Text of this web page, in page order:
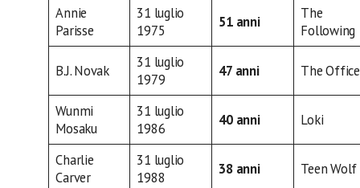
Annie
Parisse
31 luglio
1975
51 anni
The
Following
B.J. Novak
31 luglio
1979
47 anni The Office
Wunmi
Mosaku
31 luglio
1986
40 anni Loki
Charlie
Carver
31 luglio
1988
38 anni Teen Wolf